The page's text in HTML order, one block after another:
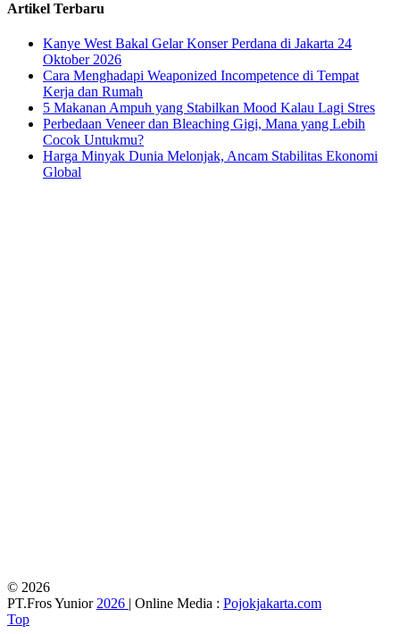
Artikel Terbaru
Kanye West Bakal Gelar Konser Perdana di Jakarta 24
Oktober 2026
Cara Menghadapi Weaponized Incompetence di Tempat
Kerja dan Rumah
5 Makanan Ampuh yang Stabilkan Mood Kalau Lagi Stres
Perbedaan Veneer dan Bleaching Gigi, Mana yang Lebih
Cocok Untukmu?
Harga Minyak Dunia Melonjak, Ancam Stabilitas Ekonomi
Global
© 2026
PT.Fros Yunior2026 | Online Media : Pojokjakarta.com
Top